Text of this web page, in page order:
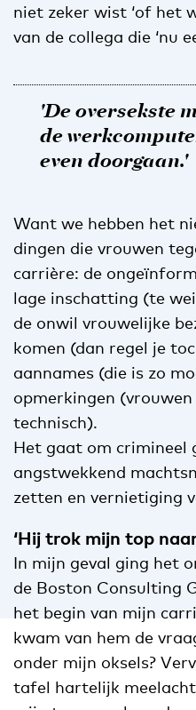
niet zeker wist ‘of het
van de collega die ‘nu
'De oversekste
de
even doorgaan.'
Want we hebben het
dingen die vrouwen
carrière: de
lage inschatting (te
de onwil vrouwelijke
komen (dan regel je
aannames (die is zo
opmerkingen
technisch).
Het gaat om crimineel
angstwekkend
zetten en vernietiging
‘Hij trok mijn top
In mijn geval ging het
de Boston Consulting
het begin van mijn
kwam van hem de
onder mijn oksels?
tafel hartelijk